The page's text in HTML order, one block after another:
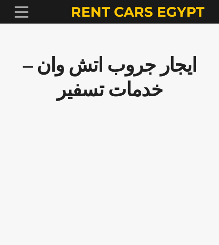
RENT CARS EGYPT
ايجار جروب اتش وان –
خدمات تسفير